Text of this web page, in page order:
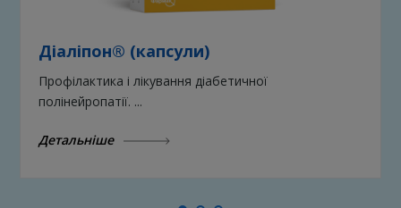
Діаліпон® (капсули)
Профілактика і лікування діабетичної
полінейропатії. ...
Детальніше